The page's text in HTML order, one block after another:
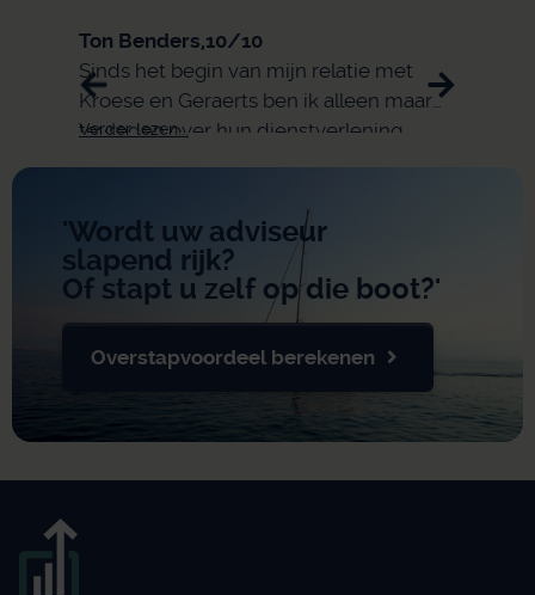
Ton Benders,10/10
Sinds het begin van mijn relatie met
Kroese en Geraerts ben ik alleen maar
tevreden over hun dienstverlening.
Verder lezen...
'Wordt uw adviseur
slapend rijk?
Of stapt u zelf op die boot?'
Overstapvoordeel berekenen